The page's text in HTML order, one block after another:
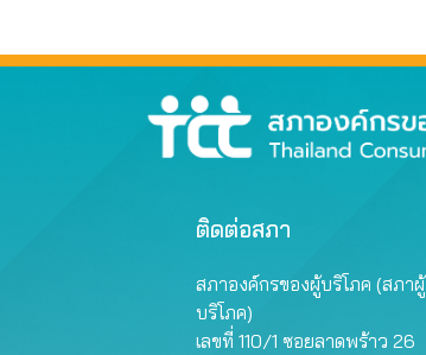
ติดต่อสภา
สภาองค์กรของผู้บริโภค (สภาผู้
บริโภค)
เลขที่ 110/1 ซอยลาดพร้าว 26